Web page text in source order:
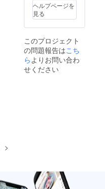
ヘルプページを
見る
このプロジェクト
の問題報告はこち
ら よりお問い合わ
せください
>